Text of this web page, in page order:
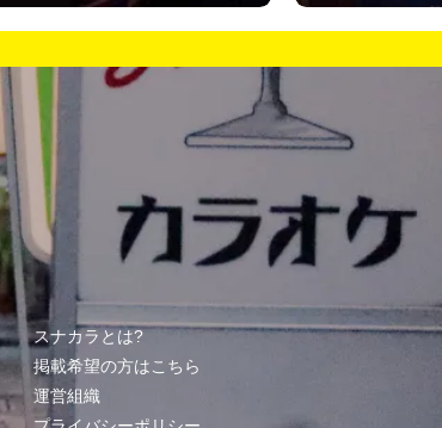
スナカラとは?
掲載希望の方はこちら
運営組織